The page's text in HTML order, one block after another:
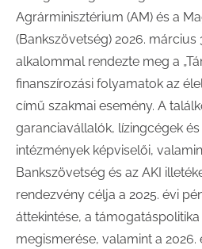
Agrárminisztérium (AM) és a
(Bankszövetség) 2026. március
alkalommal rendezte meg a
finanszírozási folyamatok az
című szakmai esemény. A
garanciavállalók, lízingcégek
intézmények képviselői,
Bankszövetség és az AKI
rendezvény célja a 2025. évi
áttekintése, a
megismerése, valamint a